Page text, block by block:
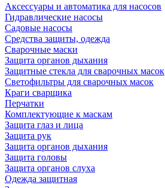
Аксессуары и автоматика для насосов
Гидравлические насосы
Садовые насосы
Средства защиты, одежда
Сварочные маски
Защита органов дыхания
Защитные стекла для сварочных масок
Светофильтры для сварочных масок
Краги сварщика
Перчатки
Комплектующие к маскам
Защита глаз и лица
Защита рук
Защита органов дыхания
Защита головы
Защита органов слуха
Одежда защитная